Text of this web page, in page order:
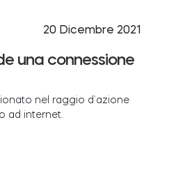
20 Dicembre 2021
una connessione
nel raggio d’azione
ad internet.